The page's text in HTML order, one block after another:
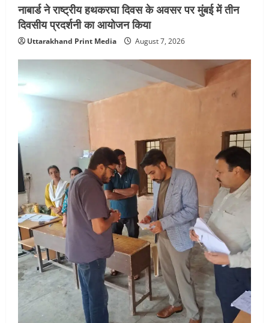
नाबार्ड ने राष्ट्रीय हथकरघा दिवस के अवसर पर मुंबई में तीन
दिवसीय प्रदर्शनी का आयोजन किया
Uttarakhand Print Media August 7, 2026